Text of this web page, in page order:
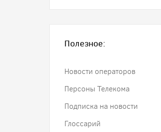
Полезное:
Новости операторов
Персоны Телекома
Подписка на новости
Глоссарий